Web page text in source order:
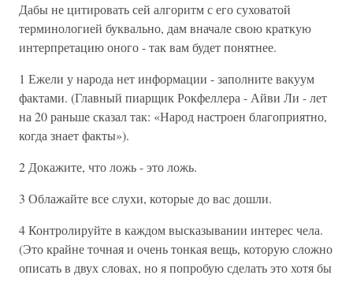
Дабы не цитировать сей алгоритм с его суховатой
терминологией буквально, дам вначале свою краткую
интерпретацию оного - так вам будет понятнее.
1 Ежели у народа нет информации - заполните вакуум
фактами. (Главный пиарщик Рокфеллера - Айви Ли - лет
на 20 раньше сказал так: «Народ настроен благоприятно,
когда знает факты»).
2 Докажите, что ложь - это ложь.
3 Облажайте все слухи, которые до вас дошли.
4 Контролируйте в каждом высказывании интерес чела.
(Это крайне точная и очень тонкая вещь, которую сложно
описать в двух словах, но я попробую сделать это хотя бы